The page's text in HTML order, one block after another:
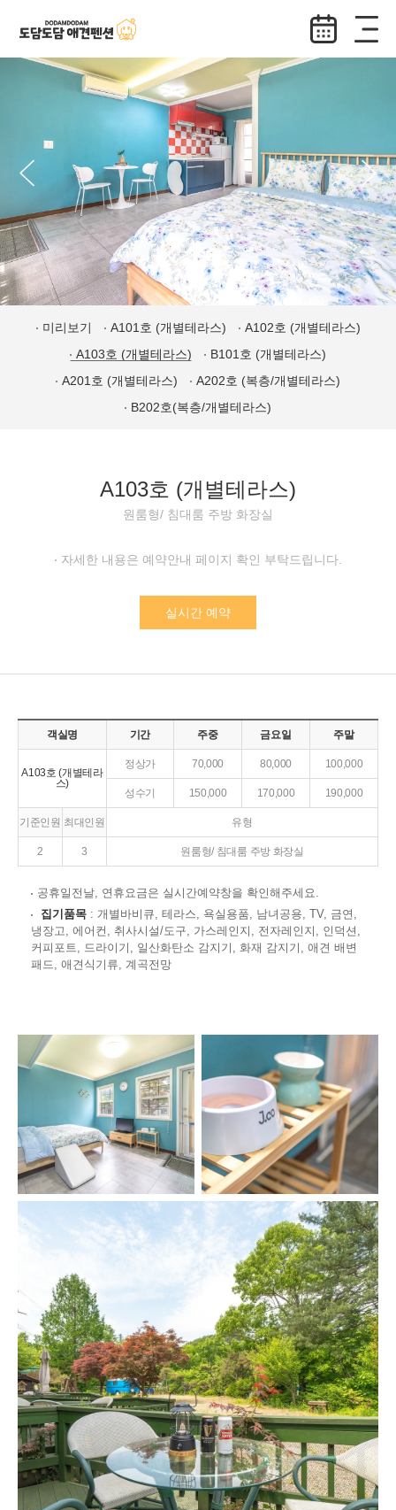
미리보기 A101호 (개별테라스)
A102호 (개별테라스)
A103호 (개별테라스)
B101호 (개별테라스)
A201호 (개별테라스)
A202호 (복층/개별테라스)
B202호(복층/개별테라스)
A103호 (개별테라스)
원룸형/ 침대룸 주방 화장실
자세한 내용은 예약안내 페이지 확인 부탁드립니다.
실시간 예약
객실명 기간 주중 금요일 주말
A103호 (개별테라
스)
정상가 70,000 80,000 100,000
성수기 150,000 170,000 190,000
기준인원 최대인원 유형
2 3 원룸형/ 침대룸 주방 화장실
공휴일전날, 연휴요금은 실시간예약창을 확인해주세요.
집기품목 : 개별바비큐, 테라스, 욕실용품, 남녀공용, TV, 금연,
냉장고, 에어컨, 취사시설/도구, 가스레인지, 전자레인지, 인덕션,
커피포트, 드라이기, 일산화탄소 감지기, 화재 감지기, 애견 배변
패드, 애견식기류, 계곡전망